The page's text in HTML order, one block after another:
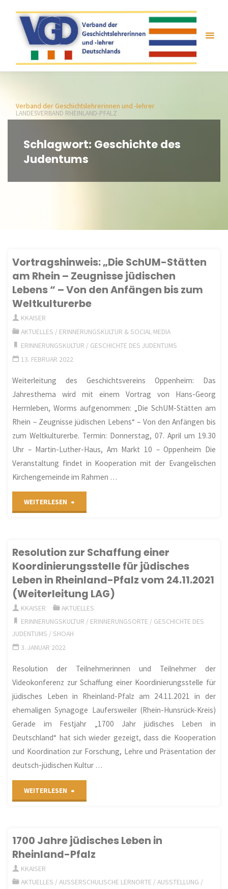
springen
Verband der Geschichtslehrerinnen und -lehrer
LANDESVERBAND RHEINLAND-PFALZ
Schlagwort: Geschichte des
Judentums
Vortragshinweis: „Die SchUM-Stätten
am Rhein – Zeugnisse jüdischen
Lebens “ – Von den Anfängen bis zum
Weltkulturerbe
KKAISER
AKTUELLES / ERINNERUNGSKULTUR & SOCIAL MEDIA
ERINNERUNGSKULTUR / GESCHICHTE DES JUDENTUMS
13. FEBRUAR 2022
Weiterleitung des Geschichtsvereins Oppenheim: Das
Jahresthema wird mit einem Vortrag von Hans-Georg
Herrnleben, Worms aufgenommen: „Die SchUM-Stätten am
Rhein – Zeugnisse jüdischen Lebens“ – Von den Anfängen bis
zum Weltkulturerbe. Termin: Donnerstag, 07. April um 19.30
Uhr – Martin-Luther-Haus, Am Markt 10 – Oppenheim Die
Veranstaltung findet in Kooperation mit der Evangelischen
Kirchengemeinde im Rahmen …
WEITERLESEN
Stätten
Rhein
jüdischen
Lebens “
Von
Anfängen
bis
Weltkulturerbe"
Resolution zur Schaffung einer
Koordinierungsstelle für jüdisches
Leben in Rheinland-Pfalz vom 24.11.2021
(Weiterleitung LAG)
KKAISER
AKTUELLES
ERINNERUNGSKULTUR / ERINNERUNGSORTE / GESCHICHTE DES
JUDENTUMS / SHOAH
3. JANUAR 2022
Resolution der Teilnehmerinnen und Teilnehmer der
Videokonferenz zur Schaffung einer Koordinierungsstelle für
jüdisches Leben in Rheinland-Pfalz am 24.11.2021 in der
ehemaligen Synagoge Laufersweiler (Rhein-Hunsrück-Kreis)
Gerade im Festjahr „1700 Jahr jüdisches Leben in
Deutschland“ hat sich wieder gezeigt, dass die Kooperation
und Koordination zur Forschung, Lehre und Präsentation der
deutsch-jüdischen Kultur …
WEITERLESEN
einer
1700 Jahre jüdisches Leben in
Rheinland-Pfalz
KKAISER
AKTUELLES /AUSSERSCHULISCHE LERNORTE /AUSSTELLUNG /